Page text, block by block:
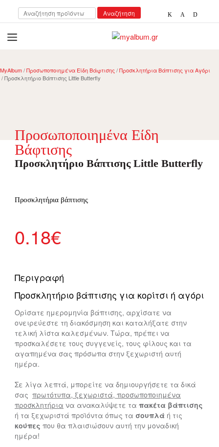
Αναζήτηση
για:
Αναζήτηση
open
MyAlbum/Προσωποποιημένα Είδη Βάφτισης /Προσκλητήρια Βάπτισης για Αγόρι
/ Προσκλητήριο Βάπτισης Little Butterfly
Προσωποποιημένα Είδη
Βάφτισης
Προσκλητήριο Βάπτισης Little Butterfly
Προσκλητήρια βάπτισης
0.18€
Περιγραφή
Προσκλητήριο βάπτισης για κορίτσι ή αγόρι
Ορίσατε ημερομηνία βάπτισης, αρχίσατε να
ονειρεύεστε τη διακόσμηση και καταλήξατε στην
τελική λίστα καλεσμένων. Τώρα, πρέπει να
προσκαλέσετε τους συγγενείς, τους φίλους και τα
αγαπημένα σας πρόσωπα στην ξεχωριστή αυτή
ημέρα.
Σε λίγα λεπτά, μπορείτε να δημιουργήσετε τα δικά
σας πρωτότυπα, ξεχωριστά, προσωποποιημένα
προσκλητήρια να ανακαλύψετε τα πακέτα βάπτισης
ή τα ξεχωριστά προϊόντα όπως τα σουπλά ή τις
κούπες που θα πλαισιώσουν αυτή την μοναδική
ημέρα!